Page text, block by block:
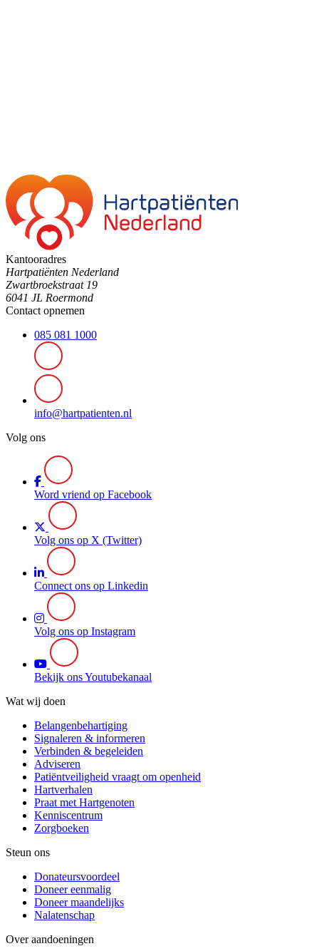
Kantooradres
Hartpatiënten Nederland
Zwartbroekstraat 19
6041 JL Roermond
Contact opnemen
085 081 1000
info@hartpatienten.nl
Volg ons
Word vriend op Facebook
Volg ons op X (Twitter)
Connect ons op Linkedin
Volg ons op Instagram
Bekijk ons Youtubekanaal
Wat wij doen
Belangenbehartiging
Signaleren & informeren
Verbinden & begeleiden
Adviseren
Patiëntveiligheid vraagt om openheid
Hartverhalen
Praat met Hartgenoten
Kenniscentrum
Zorgboeken
Steun ons
Donateursvoordeel
Doneer eenmalig
Doneer maandelijks
Nalatenschap
Over aandoeningen